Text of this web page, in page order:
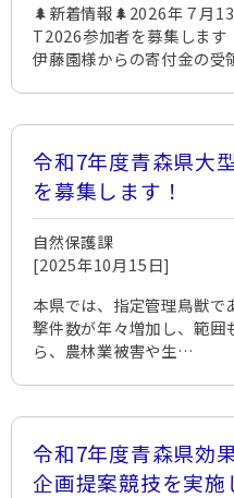
🌲新着情報🌲2026年７月
T2026参加者を募集しま
伊藤園様からの寄付金の
令和7年度青森県大
を募集します！
自然保護課
[2025年10月15日]
本県では、指定管理鳥獣で
撃件数が年々増加し、範囲
ら、農林業被害や生…
令和7年度青森県効
企画提案競技を実施